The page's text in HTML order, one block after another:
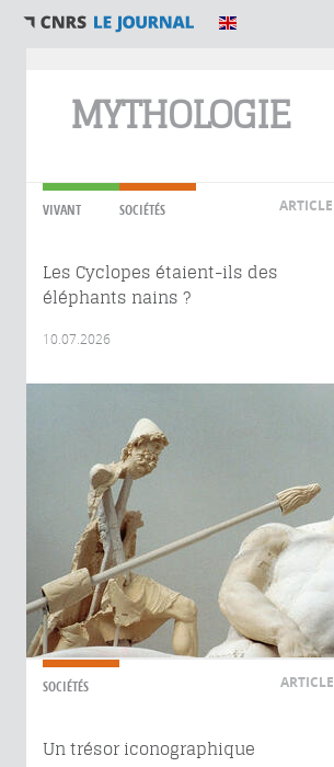
MYTHOLOGIE
VIVANT SOCIÉTÉS ARTICLE
Les Cyclopes étaient-ils des
éléphants nains ?
10.07.2026
SOCIÉTÉS ARTICLE
Un trésor iconographique